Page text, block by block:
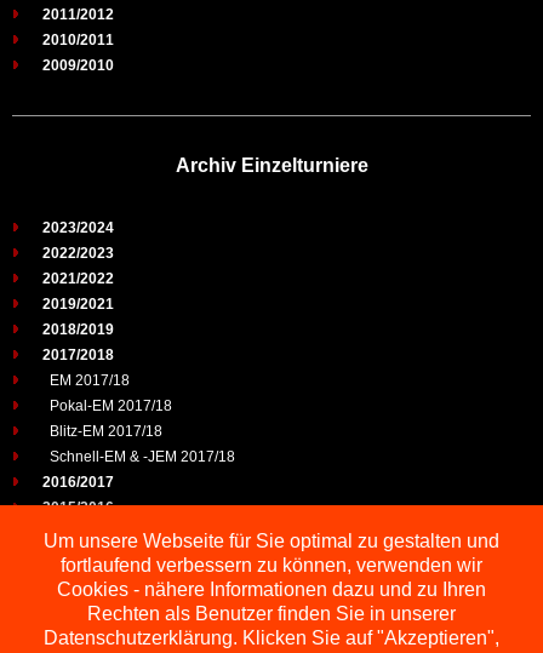
2011/2012
2010/2011
2009/2010
Archiv Einzelturniere
2023/2024
2022/2023
2021/2022
2019/2021
2018/2019
2017/2018
EM 2017/18
Pokal-EM 2017/18
Blitz-EM 2017/18
Schnell-EM & -JEM 2017/18
2016/2017
2015/2016
2014/2015
2013/2014
2012/2013
2011/2012
2010/2011
Um unsere Webseite für Sie optimal zu gestalten und
fortlaufend verbessern zu können, verwenden wir
Cookies - nähere Informationen dazu und zu Ihren
Rechten als Benutzer finden Sie in unserer
Datenschutzerklärung. Klicken Sie auf "Akzeptieren",